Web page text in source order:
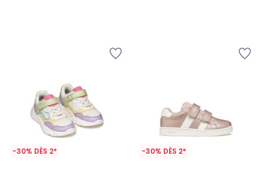
-30% DÈS 2* -30% DÈS 2*